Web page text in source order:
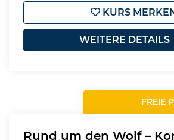
KURS
WEITERE DETAILS
FREIE
Rund um den Wolf –